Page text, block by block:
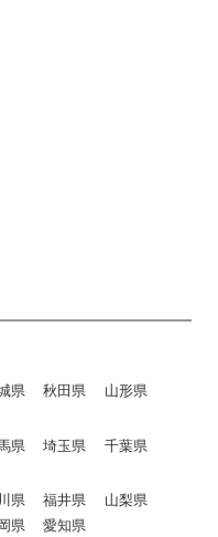
県 秋田県
山形県
県 埼玉県
千葉県
県 福井県
山梨県
県 愛知県